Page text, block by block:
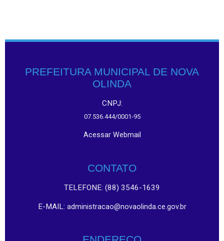
PREFEITURA MUNICIPAL DE NOVA
OLINDA
CNPJ:
07.536.444/0001-95
Acessar Webmail
CONTATO
TELEFONE: (88) 3546-1639
E-MAIL: administracao@novaolinda.ce.gov.br